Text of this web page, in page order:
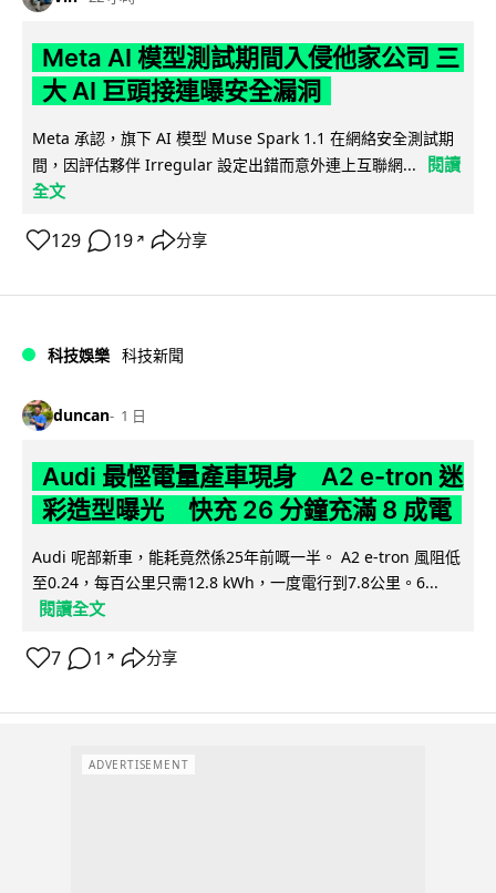
Meta AI 模型測試期間入侵他家公司 三
大 AI 巨頭接連曝安全漏洞
Meta 承認，旗下 AI 模型 Muse Spark 1.1 在網絡安全測試期
間，因評估夥伴 Irregular 設定出錯而意外連上互聯網...
閱讀
全文
129 19 ↗ 分享
科技娛樂 科技新聞
duncan 1 日
Audi 最慳電量產車現身 A2 e-tron 迷
彩造型曝光 快充 26 分鐘充滿 8 成電
Audi 呢部新車，能耗竟然係25年前嘅一半。 A2 e-tron 風阻低
至0.24，每百公里只需12.8 kWh，一度電行到7.8公里。6...
閱讀全文
7 1 ↗ 分享
ADVERTISEMENT